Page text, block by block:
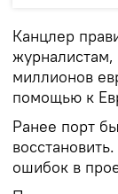
Канцлер
журналистам,
миллионов
помощью к
Ранее порт
ошибок в